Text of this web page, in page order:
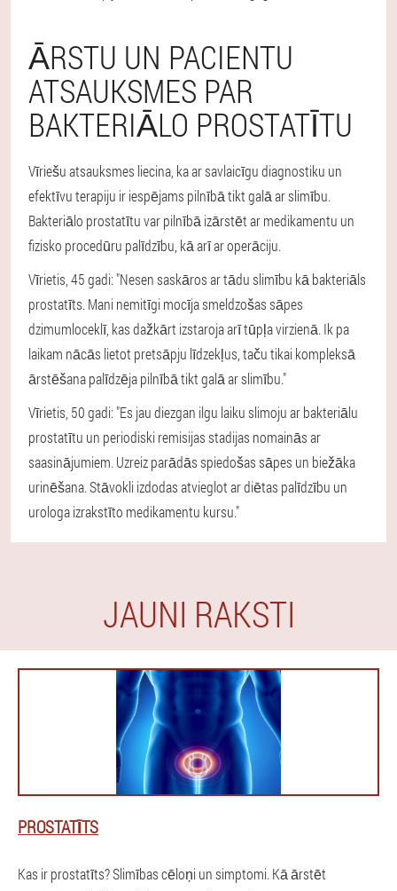
ĀRSTU UN PACIENTU
ATSAUKSMES PAR
BAKTERIĀLO PROSTATĪTU
Vīriešu atsauksmes liecina, ka ar savlaicīgu diagnostiku un
efektīvu terapiju ir iespējams pilnībā tikt galā ar slimību.
Bakteriālo prostatītu var pilnībā izārstēt ar medikamentu un
fizisko procedūru palīdzību, kā arī ar operāciju.
Vīrietis, 45 gadi: "Nesen saskāros ar tādu slimību kā bakteriāls
prostatīts. Mani nemitīgi mocīja smeldzošas sāpes
dzimumloceklī, kas dažkārt izstaroja arī tūpļa virzienā. Ik pa
laikam nācās lietot pretsāpju līdzekļus, taču tikai kompleksā
ārstēšana palīdzēja pilnībā tikt galā ar slimību."
Vīrietis, 50 gadi: "Es jau diezgan ilgu laiku slimoju ar bakteriālu
prostatītu un periodiski remisijas stadijas nomainās ar
saasinājumiem. Uzreiz parādās spiedošas sāpes un biežāka
urinēšana. Stāvokli izdodas atvieglot ar diētas palīdzību un
urologa izrakstīto medikamentu kursu."
JAUNI RAKSTI
PROSTATĪTS
Kas ir prostatīts? Slimības cēloņi un simptomi. Kā ārstēt